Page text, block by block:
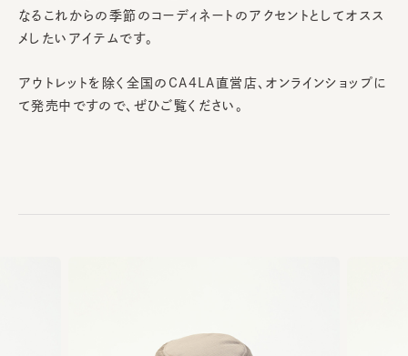
なるこれからの季節のコーディネートのアクセントとしてオスス
メしたいアイテムです。
アウトレットを除く全国のCA4LA直営店、オンラインショップに
て発売中ですので、ぜひご覧ください。